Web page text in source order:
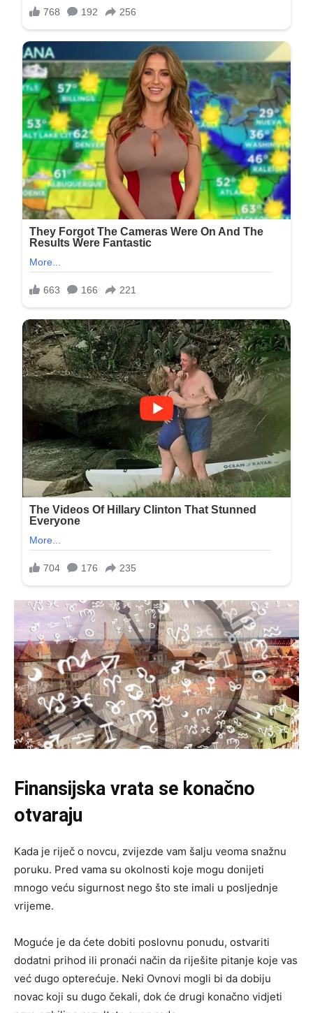
Finansijska vrata se konačno
otvaraju
Kada je riječ o novcu, zvijezde vam šalju veoma snažnu
poruku. Pred vama su okolnosti koje mogu donijeti
mnogo veću sigurnost nego što ste imali u posljednje
vrijeme.
Moguće je da ćete dobiti poslovnu ponudu, ostvariti
dodatni prihod ili pronaći način da riješite pitanje koje vas
već dugo opterećuje. Neki Ovnovi mogli bi da dobiju
novac koji su dugo čekali, dok će drugi konačno vidjeti